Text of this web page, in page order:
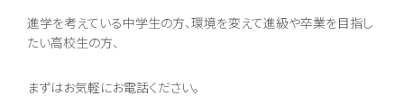
進学を考えている中学生の方、環境を変えて進級や卒業を目指し
たい高校生の方、
まずはお気軽にお電話ください。